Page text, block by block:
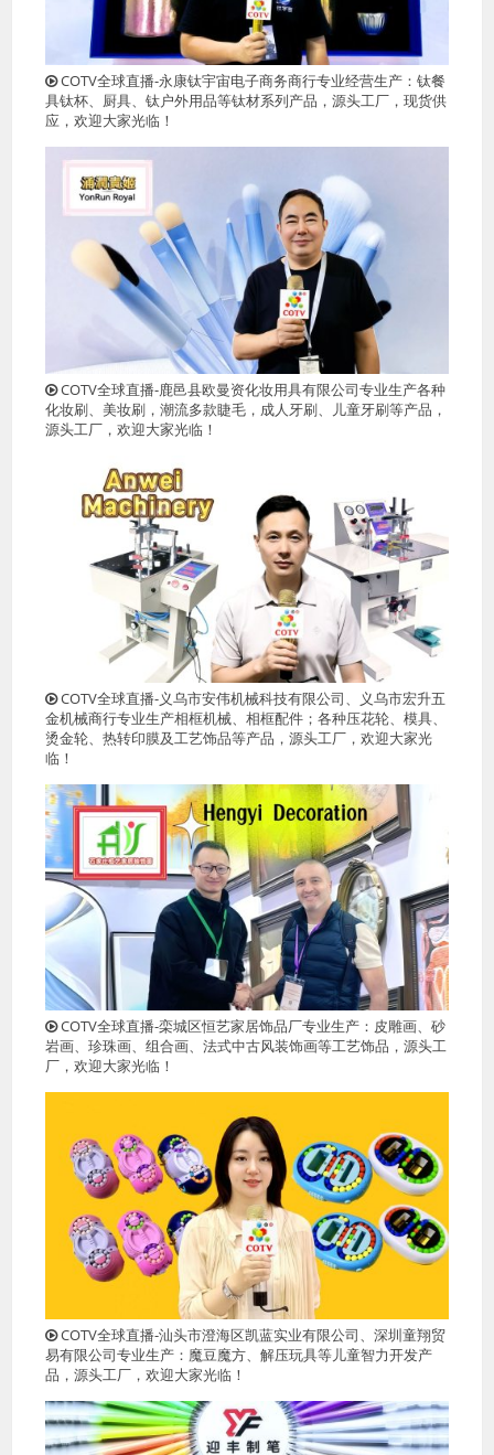
COTV全球直播-永康钛宇宙电子商务商行专业经营生产：钛餐
具钛杯、厨具、钛户外用品等钛材系列产品，源头工厂，现货供
应，欢迎大家光临！
COTV全球直播-鹿邑县欧曼资化妆用具有限公司专业生产各种
化妆刷、美妆刷，潮流多款睫毛，成人牙刷、儿童牙刷等产品，
源头工厂，欢迎大家光临！
COTV全球直播-义乌市安伟机械科技有限公司、义乌市宏升五
金机械商行专业生产相框机械、相框配件；各种压花轮、模具、
烫金轮、热转印膜及工艺饰品等产品，源头工厂，欢迎大家光
临！
COTV全球直播-栾城区恒艺家居饰品厂专业生产：皮雕画、砂
岩画、珍珠画、组合画、法式中古风装饰画等工艺饰品，源头工
厂，欢迎大家光临！
COTV全球直播-汕头市澄海区凯蓝实业有限公司、深圳童翔贸
易有限公司专业生产：魔豆魔方、解压玩具等儿童智力开发产
品，源头工厂，欢迎大家光临！